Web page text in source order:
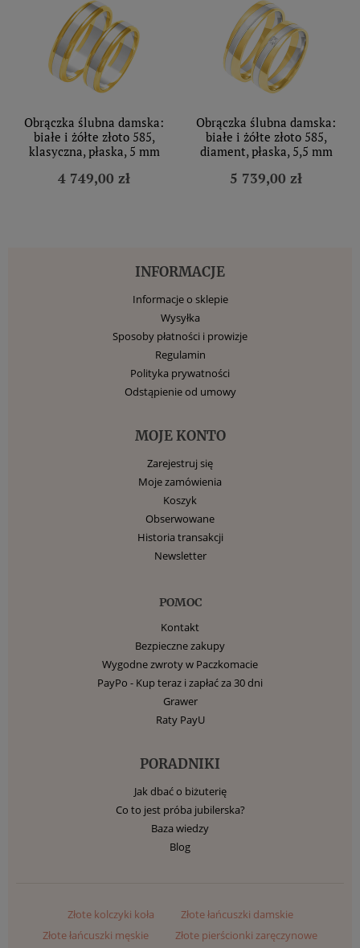
Obrączka ślubna damska:
białe i żółte złoto 585,
klasyczna, płaska, 5 mm
4 749,00 zł
Obrączka ślubna damska:
białe i żółte złoto 585,
diament, płaska, 5,5 mm
5 739,00 zł
INFORMACJE
Informacje o sklepie
Wysyłka
Sposoby płatności i prowizje
Regulamin
Polityka prywatności
Odstąpienie od umowy
MOJE KONTO
Zarejestruj się
Moje zamówienia
Koszyk
Obserwowane
Historia transakcji
Newsletter
POMOC
Kontakt
Bezpieczne zakupy
Wygodne zwroty w Paczkomacie
PayPo - Kup teraz i zapłać za 30 dni
Grawer
Raty PayU
PORADNIKI
Jak dbać o biżuterię
Co to jest próba jubilerska?
Baza wiedzy
Blog
Złote kolczyki koła
Złote łańcuszki damskie
Złote łańcuszki męskie
Złote pierścionki zaręczynowe